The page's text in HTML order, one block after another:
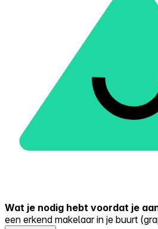
Wat je nodig hebt voordat je
een erkend makelaar in je buurt